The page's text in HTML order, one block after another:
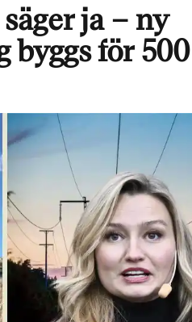
ja – ny
för 500